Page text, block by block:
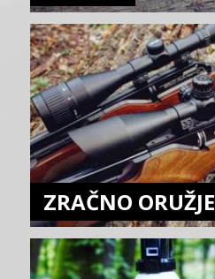
ZRAČNO ORUŽJE